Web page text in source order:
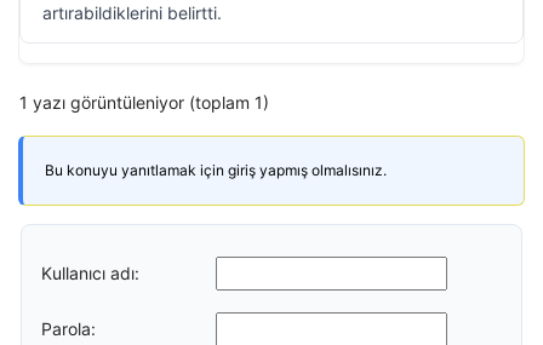
artırabildiklerini belirtti.
1 yazı görüntüleniyor (toplam 1)
Bu konuyu yanıtlamak için giriş yapmış olmalısınız.
Kullanıcı adı:
Parola: